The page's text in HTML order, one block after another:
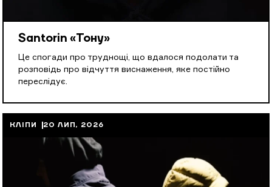
Santorin «Тону»
Це спогади про труднощі, що вдалося подолати та
розповідь про відчуття виснаження, яке постійно
переслідує.
КЛІПИ 20 ЛИП, 2026